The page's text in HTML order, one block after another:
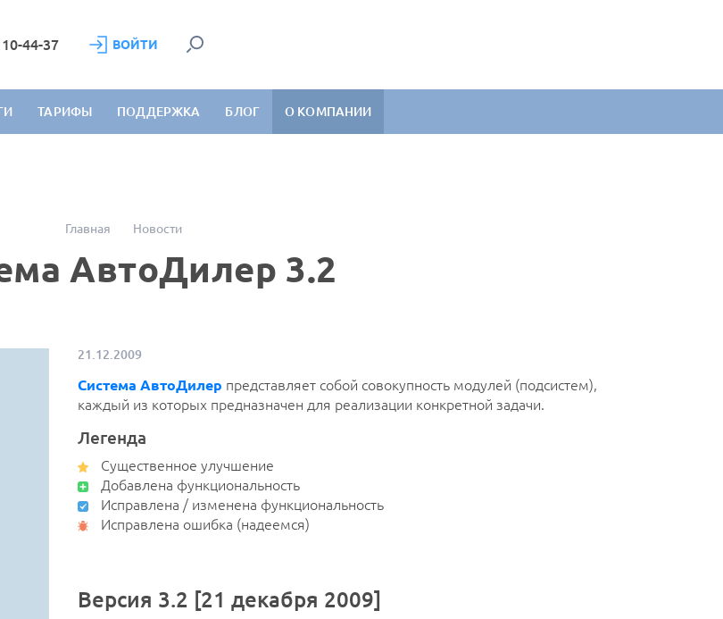
44-37 ВОЙТИ
ТАРИФЫ ПОДДЕРЖКА БЛОГ О КОМПАНИИ
Главная Новости
АвтоДилер 3.2
21.12.2009
Система АвтоДилер представляет собой совокупность модулей (подсистем),
каждый из которых предназначен для реализации конкретной задачи.
Легенда
Существенное улучшение
Добавлена функциональность
Исправлена / изменена функциональность
Исправлена ошибка (надеемся)
Версия 3.2 [21 декабря 2009]